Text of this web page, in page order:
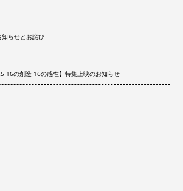
知らせとお詫び
16の創造 16の感性】特集上映のお知らせ